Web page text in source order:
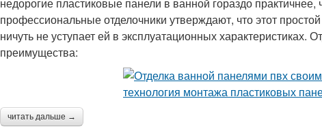
профессиональные отделочники утверждают, что этот
ничуть не уступает ей в эксплуатационных
преимущества:
читать дальше →